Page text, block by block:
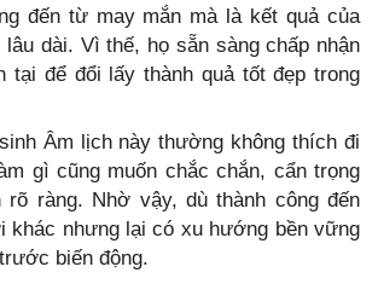
đến từ may mắn mà là kết quả của
dài. Vì thế, họ sẵn sàng chấp nhận
tại để đổi lấy thành quả tốt đẹp trong
Âm lịch này thường không thích đi
gì cũng muốn chắc chắn, cẩn trọng
rõ ràng. Nhờ vậy, dù thành công đến
khác nhưng lại có xu hướng bền vững
biến động.